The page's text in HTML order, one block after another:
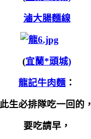
滷大腸麵線
(宜蘭*頭城)
龍記牛肉麵 ：
此生必排隊吃一回的，
要吃請早，